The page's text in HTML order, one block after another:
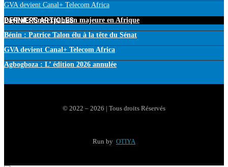
GVA devient Canal+ Telecom Africa
DERNIERS ARTICLES
PayPal : Une expansion majeure en Afrique
Bénin : Patrice Talon élu à la tête du Sénat
GVA devient Canal+ Telecom Africa
Agbogboza : L’ édition 2026 annulée
© 2022 – 2026 | Tous droits Réservés
Run by OTIYA